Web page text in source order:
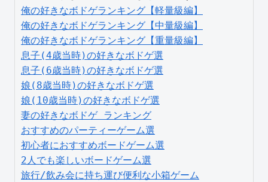
俺の好きなボドゲランキング【軽量級編】
俺の好きなボドゲランキング【中量級編】
俺の好きなボドゲランキング【重量級編】
息子(4歳当時)の好きなボドゲ選
息子(6歳当時)の好きなボドゲ選
娘(8歳当時)の好きなボドゲ選
娘(10歳当時)の好きなボドゲ選
妻の好きなボドゲ ランキング
おすすめのパーティーゲーム選
初心者におすすめボードゲーム選
2人でも楽しいボードゲーム選
旅行/飲み会に持ち運び便利な小箱ゲーム